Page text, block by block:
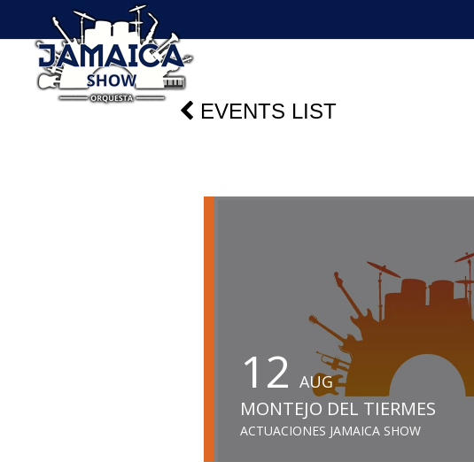
EVENTS LIST
12 AUG
MONTEJO DEL TIERMES
ACTUACIONES JAMAICA SHOW